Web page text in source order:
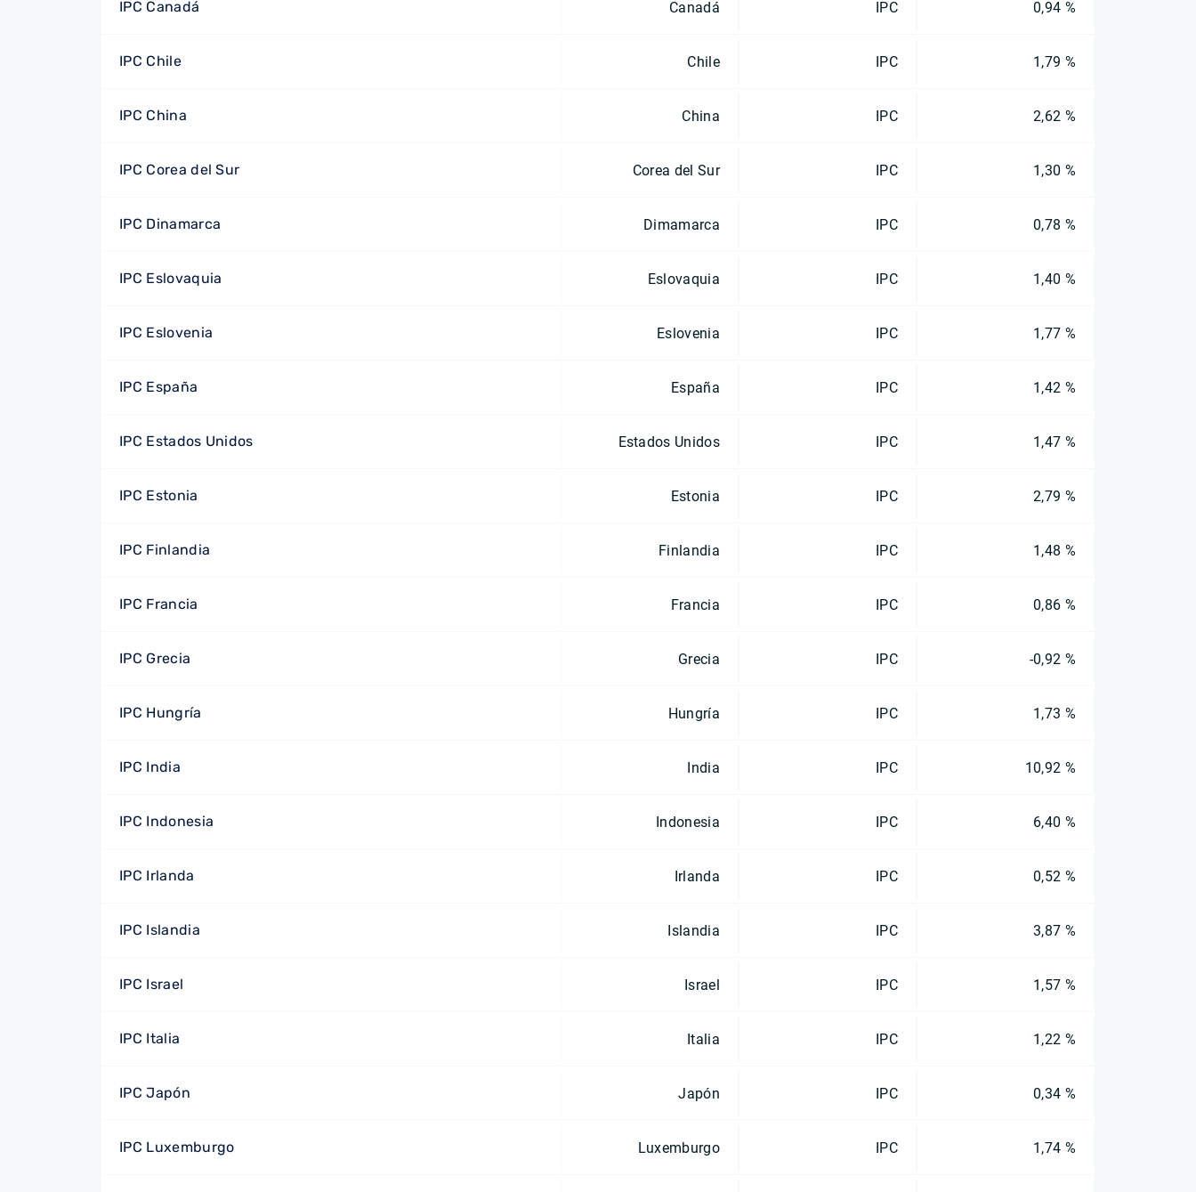
IPC Canadá Canadá IPC 0,94 %
IPC Chile Chile IPC 1,79 %
IPC China China IPC 2,62 %
IPC Corea del Sur Corea del Sur IPC 1,30 %
IPC Dinamarca Dimamarca IPC 0,78 %
IPC Eslovaquia Eslovaquia IPC 1,40 %
IPC Eslovenia Eslovenia IPC 1,77 %
IPC España España IPC 1,42 %
IPC Estados Unidos Estados Unidos IPC 1,47 %
IPC Estonia Estonia IPC 2,79 %
IPC Finlandia Finlandia IPC 1,48 %
IPC Francia Francia IPC 0,86 %
IPC Grecia Grecia IPC -0,92 %
IPC Hungría Hungría IPC 1,73 %
IPC India India IPC 10,92 %
IPC Indonesia Indonesia IPC 6,40 %
IPC Irlanda Irlanda IPC 0,52 %
IPC Islandia Islandia IPC 3,87 %
IPC Israel Israel IPC 1,57 %
IPC Italia Italia IPC 1,22 %
IPC Japón Japón IPC 0,34 %
IPC Luxemburgo Luxemburgo IPC 1,74 %